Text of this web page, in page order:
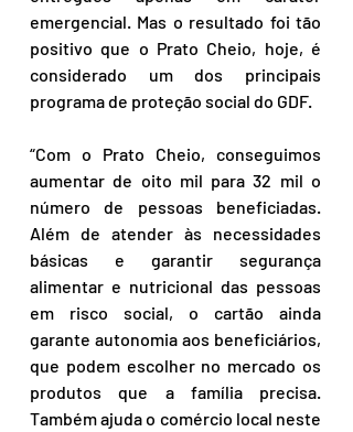
emergencial. Mas o resultado foi tão
positivo que o Prato Cheio, hoje, é
considerado um dos principais
programa de proteção social do GDF.
“Com o Prato Cheio, conseguimos
aumentar de oito mil para 32 mil o
número de pessoas beneficiadas.
Além de atender às necessidades
básicas e garantir segurança
alimentar e nutricional das pessoas
em risco social, o cartão ainda
garante autonomia aos beneficiários,
que podem escolher no mercado os
produtos que a família precisa.
Também ajuda o comércio local neste